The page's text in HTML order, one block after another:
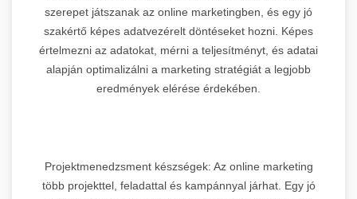
szerepet játszanak az online marketingben, és egy jó
szakértő képes adatvezérelt döntéseket hozni. Képes
értelmezni az adatokat, mérni a teljesítményt, és adatai
alapján optimalizálni a marketing stratégiát a legjobb
eredmények elérése érdekében.
Projektmenedzsment készségek: Az online marketing
több projekttel, feladattal és kampánnyal járhat. Egy jó